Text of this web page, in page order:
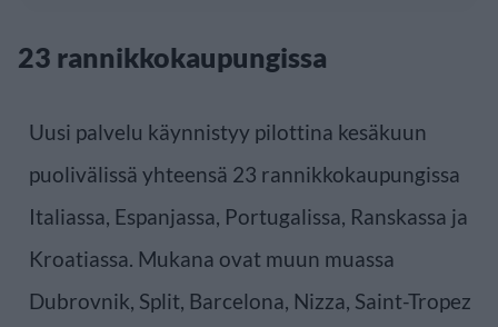
23 rannikkokaupungissa
Uusi palvelu käynnistyy pilottina kesäkuun
puolivälissä yhteensä 23 rannikkokaupungissa
Italiassa, Espanjassa, Portugalissa, Ranskassa ja
Kroatiassa. Mukana ovat muun muassa
Dubrovnik, Split, Barcelona, Nizza, Saint-Tropez